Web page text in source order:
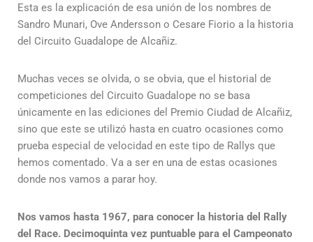
Esta es la explicación de esa unión de los nombres de
Sandro Munari, Ove Andersson o Cesare Fiorio a la historia
del Circuito Guadalope de Alcañiz.
Muchas veces se olvida, o se obvia, que el historial de
competiciones del Circuito Guadalope no se basa
únicamente en las ediciones del Premio Ciudad de Alcañiz,
sino que este se utilizó hasta en cuatro ocasiones como
prueba especial de velocidad en este tipo de Rallys que
hemos comentado. Va a ser en una de estas ocasiones
donde nos vamos a parar hoy.
Nos vamos hasta 1967, para conocer la historia del Rally
del Race. Decimoquinta vez puntuable para el Campeonato